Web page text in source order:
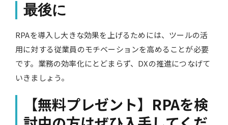
最後に
RPAを導入し大きな効果を上げるためには、ツールの活
用に対する従業員のモチベーションを高めることが必要
です。業務の効率化にとどまらず、DXの推進につなげて
いきましょう。
【無料プレゼント】RPAを検